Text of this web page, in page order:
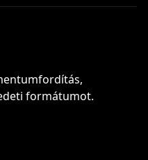
formátumot.